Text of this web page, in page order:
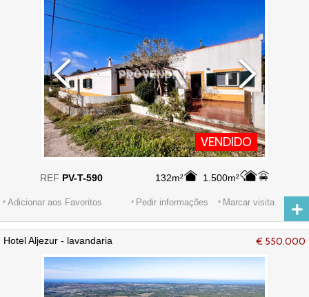
VENDIDO
132m² 1.500m²
REF PV-T-590
Adicionar aos Favoritos Marcar visita
Pedir informações
€ 550.000
Hotel Aljezur - lavandaria